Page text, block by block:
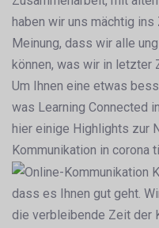
haben wir uns mächtig
Meinung, dass wir alle
können, was wir in letzter
Um Ihnen eine etwas
was Learning Connected
hier einige Highlights zur
Kommunikation in corona
dass es Ihnen gut geht.
die verbleibende Zeit der